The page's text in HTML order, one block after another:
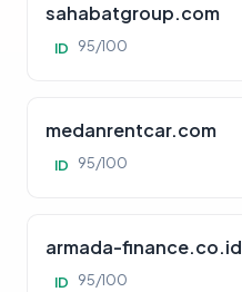
sahabatgroup.com
ID 95/100
medanrentcar.com
ID 95/100
armada-finance.co.id
ID 95/100